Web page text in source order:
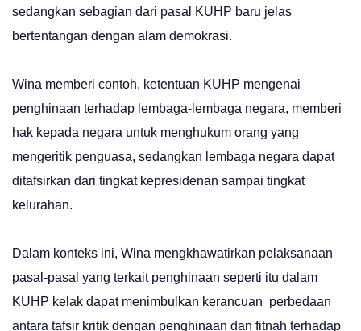
sedangkan sebagian dari pasal KUHP baru jelas
bertentangan dengan alam demokrasi.
Wina memberi contoh, ketentuan KUHP mengenai
penghinaan terhadap lembaga-lembaga negara, memberi
hak kepada negara untuk menghukum orang yang
mengeritik penguasa, sedangkan lembaga negara dapat
ditafsirkan dari tingkat kepresidenan sampai tingkat
kelurahan.
Dalam konteks ini, Wina mengkhawatirkan pelaksanaan
pasal-pasal yang terkait penghinaan seperti itu dalam
KUHP kelak dapat menimbulkan kerancuan perbedaan
antara tafsir kritik dengan penghinaan dan fitnah terhadap